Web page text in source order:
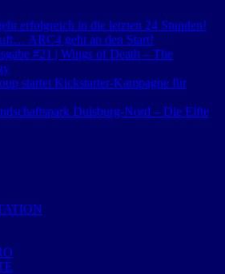
erfolgreich in die letzten 24 Stunden!
ARC4 geht an den Start!
#21 | Wings of Death – The
startet Kickstarter-Kampagne für
Duisburg-Nord – Die Elfte